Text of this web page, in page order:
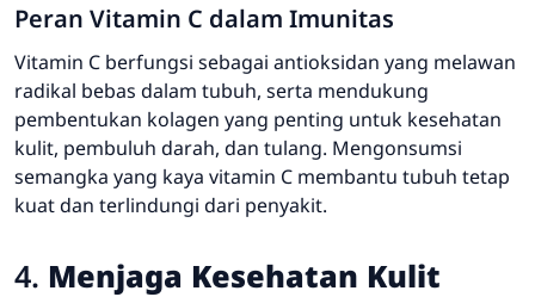
Peran Vitamin C dalam Imunitas
Vitamin C berfungsi sebagai antioksidan yang melawan
radikal bebas dalam tubuh, serta mendukung
pembentukan kolagen yang penting untuk kesehatan
kulit, pembuluh darah, dan tulang. Mengonsumsi
semangka yang kaya vitamin C membantu tubuh tetap
kuat dan terlindungi dari penyakit.
4. Menjaga Kesehatan Kulit